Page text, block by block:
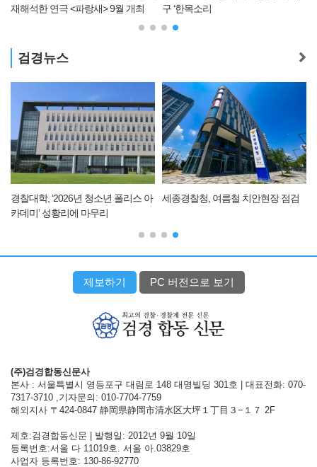
재해석한 연극 <파랑새> 9월 개최
구 ‘한목소리
검경뉴스
경찰대학, ‘2026년 청소년 폴리스 아
카데미’ 성황리에 마무리
세종경찰청, 여름철 치안현장 점검
제보하기 PC 버전으로 보기
(주)검경합동신문사
본사 : 서울특별시 영등포구 대림로 148 대명빌딩 301호 | 대표전화: 070-
7317-3710 ,기자문의: 010-7704-7759
해외지사 〒424-0847 静岡県静岡市清水区大坪１丁目３−１７ 2F
제호:검경합동신문 | 발행일: 2012년 9월 10일
등록번호:서울 다 11019호. 서울 아.03829호
사업자 등록번호: 130-86-92770